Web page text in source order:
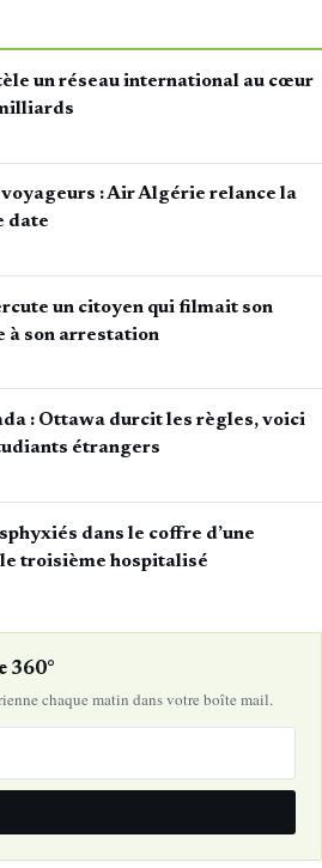
un réseau international au cœur
: Air Algérie relance la
date
un citoyen qui filmait son
à son arrestation
: Ottawa durcit les règles, voici
étrangers
dans le coffre d’une
troisième hospitalisé
360°
chaque matin dans votre boîte mail.